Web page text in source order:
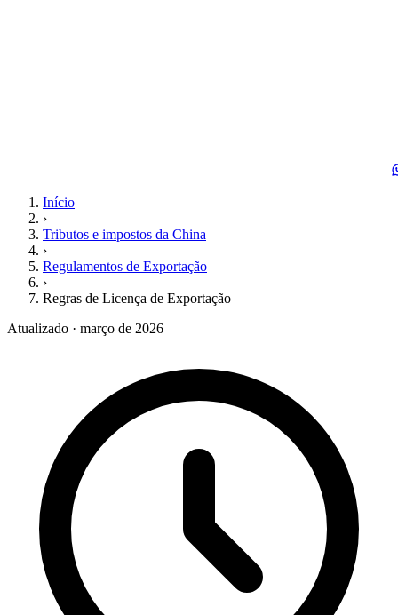
Início
›
Tributos e impostos da China
›
Regulamentos de Exportação
›
Regras de Licença de Exportação
Atualizado · março de 2026